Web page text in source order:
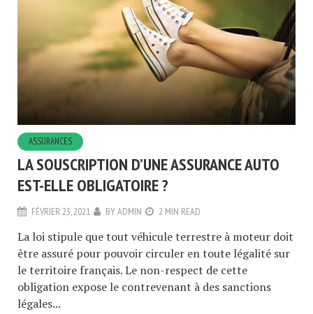
ASSURANCES
LA SOUSCRIPTION D’UNE ASSURANCE AUTO
EST-ELLE OBLIGATOIRE ?
FÉVRIER 23, 2021 BYADMIN 2 MIN READ
La loi stipule que tout véhicule terrestre à moteur doit
être assuré pour pouvoir circuler en toute légalité sur
le territoire français. Le non-respect de cette
obligation expose le contrevenant à des sanctions
légales...